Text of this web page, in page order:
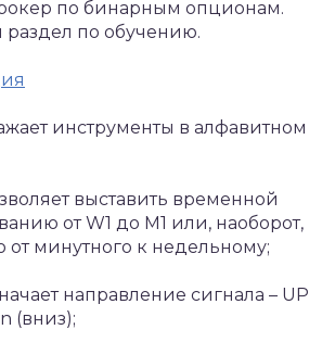
по бинарным опционам.
по обучению.
инструменты в алфавитном
выставить временной
от W1 до M1 или, наоборот,
от минутного к недельному;
направление сигнала – UP
(вниз);